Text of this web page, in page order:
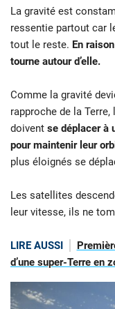
La gravité est
ressentie partout car
tout le reste. En
tourne autour d’elle.
Comme la gravité
rapproche de la
doivent se déplacer à
pour maintenir leur
plus éloignés se
Les satellites
leur vitesse, ils ne
LIRE AUSSI
d’une super-Terre en